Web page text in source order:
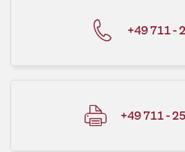
+49 711 -
+49 711 -